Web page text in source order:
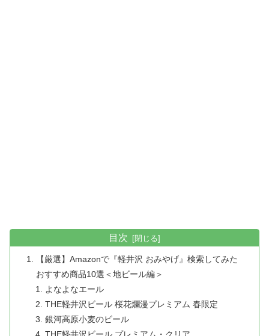
目次
【厳選】Amazonで『軽井沢 おみやげ』検索してみた
おすすめ商品10選＜地ビール編＞
よなよなエール
THE軽井沢ビール 桜花爛漫プレミアム 春限定
銀河高原小麦のビール